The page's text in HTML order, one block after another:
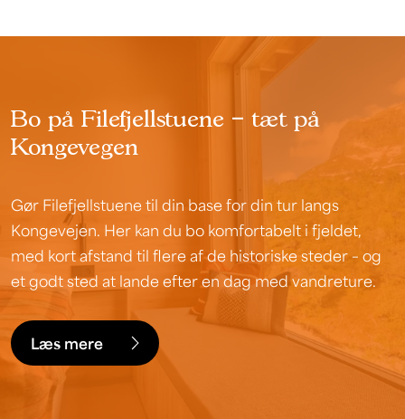
Bo på Filefjellstuene – tæt på
Kongevegen
Gør Filefjellstuene til din base for din tur langs
Kongevejen. Her kan du bo komfortabelt i fjeldet,
med kort afstand til flere af de historiske steder – og
et godt sted at lande efter en dag med vandreture.
Læs mere